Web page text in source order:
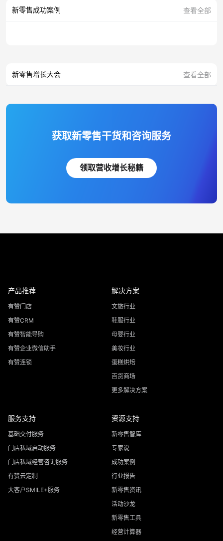
新零售成功案例 查看全部
新零售增长大会 查看全部
获取新零售干货和咨询服务
领取营收增长秘籍
产品推荐
有赞门店
有赞CRM
有赞智能导购
有赞企业微信助手
有赞连锁
解决方案
文旅行业
鞋服行业
母婴行业
美妆行业
蛋糕烘焙
百货商场
更多解决方案
服务支持
基础交付服务
门店私域启动服务
门店私域经营咨询服务
有赞云定制
大客户SMILE+服务
资源支持
新零售智库
专家说
成功案例
行业报告
新零售资讯
活动沙龙
新零售工具
经营计算器